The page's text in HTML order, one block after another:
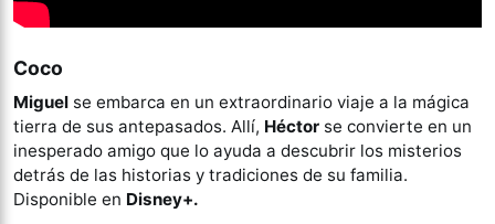
Coco
Miguel se embarca en un extraordinario viaje a la mágica
tierra de sus antepasados. Allí, Héctor se convierte en un
inesperado amigo que lo ayuda a descubrir los misterios
detrás de las historias y tradiciones de su familia.
Disponible en Disney+.